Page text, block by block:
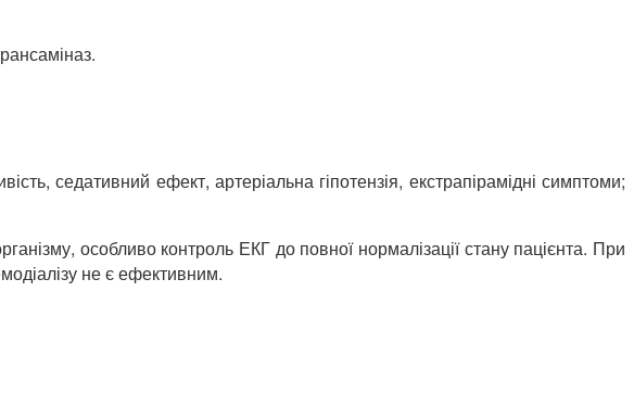
седативний ефект, артеріальна гіпотензія, екстрапірамідні симптоми;
особливо контроль ЕКГ до повної нормалізації стану пацієнта. При
не є ефективним.